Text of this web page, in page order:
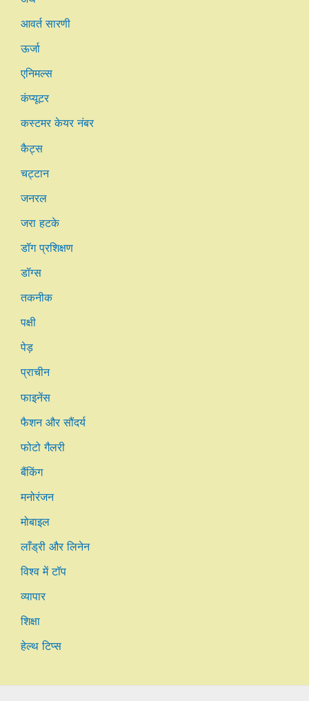
आवर्त सारणी
ऊर्जा
एनिमल्स
कंप्यूटर
कस्टमर केयर नंबर
कैट्स
चट्टान
जनरल
जरा हटके
डॉग प्रशिक्षण
डॉग्स
तकनीक
पक्षी
पेड़
प्राचीन
फाइनेंस
फैशन और सौंदर्य
फोटो गैलरी
बैंकिंग
मनोरंजन
मोबाइल
लाँड्री और लिनेन
विश्व में टॉप
व्यापार
शिक्षा
हेल्थ टिप्स